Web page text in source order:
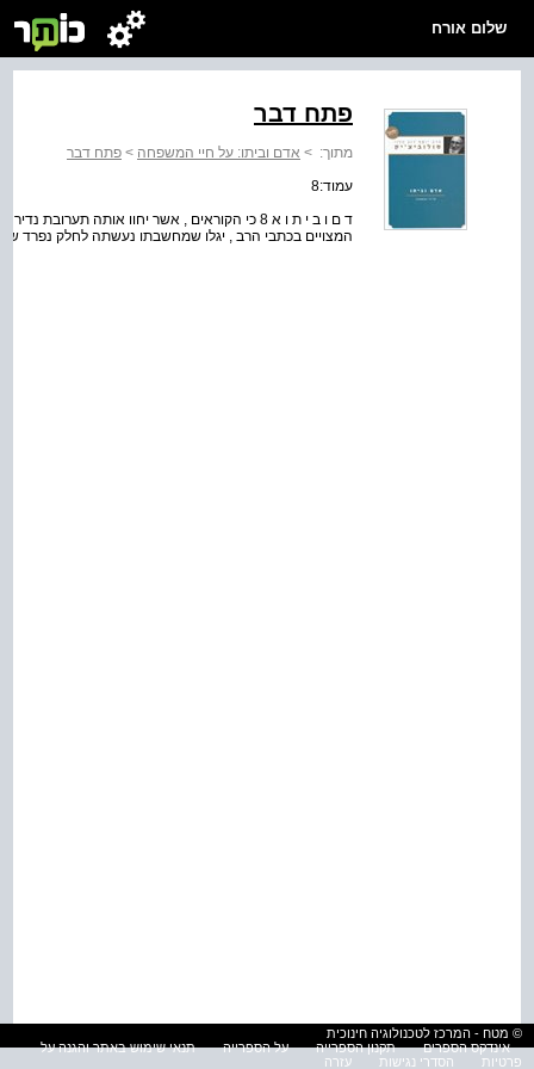
שלום אורח
פתח דבר
מתוך: > אדם וביתו: על חיי המשפחה > פתח דבר
עמוד:8
ד ם ו ב י ת ו א 8 כי הקוראים , אשר יחוו אותה
המצויים בכתבי הרב , יגלו שמחשבתו נעשתה לחלק נפרד של
© מטח - המרכז לטכנולוגיה חינוכית
אינדקס הספרים
תקנון הספרייה על הספרייה
תנאי שימוש באתר והגנה על
פרטיות
הסדרי נגישות עזרה